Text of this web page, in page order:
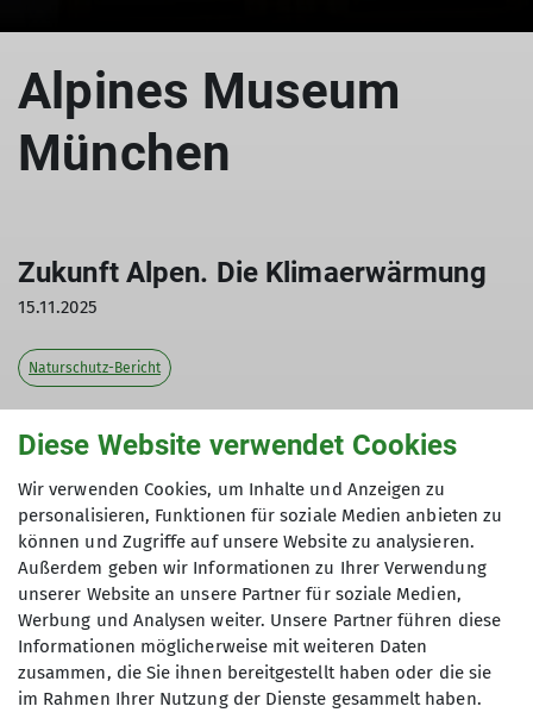
Alpines Museum
München
Zukunft Alpen. Die Klimaerwärmung
15.11.2025
Naturschutz-Bericht
Das Naturschutzteam besuchte mit öffentlichen
Verkehrmitteln das neu renovierte und 2024
wieder eröffnete Alpine Museum in München.
Neben der Dauerstellung, die der Entwicklung der
Alpen und der Geschichte des Alpinismus
gewidmet ist war ein Schwerpunkt das Thema
"Klimaerwärmung" und die Auswirkungen auf den
Alpenraum.
Diese Website verwendet Cookies
Wir verwenden Cookies, um Inhalte und Anzeigen zu
personalisieren, Funktionen für soziale Medien anbieten zu
können und Zugriffe auf unsere Website zu analysieren.
Außerdem geben wir Informationen zu Ihrer Verwendung
unserer Website an unsere Partner für soziale Medien,
Werbung und Analysen weiter. Unsere Partner führen diese
Informationen möglicherweise mit weiteren Daten
zusammen, die Sie ihnen bereitgestellt haben oder die sie
im Rahmen Ihrer Nutzung der Dienste gesammelt haben.